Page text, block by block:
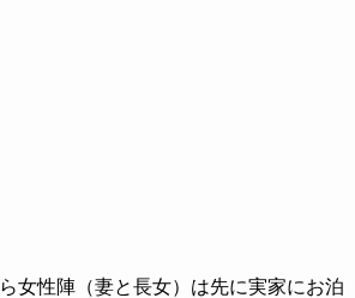
女性陣（妻と長女）は先に実家にお泊